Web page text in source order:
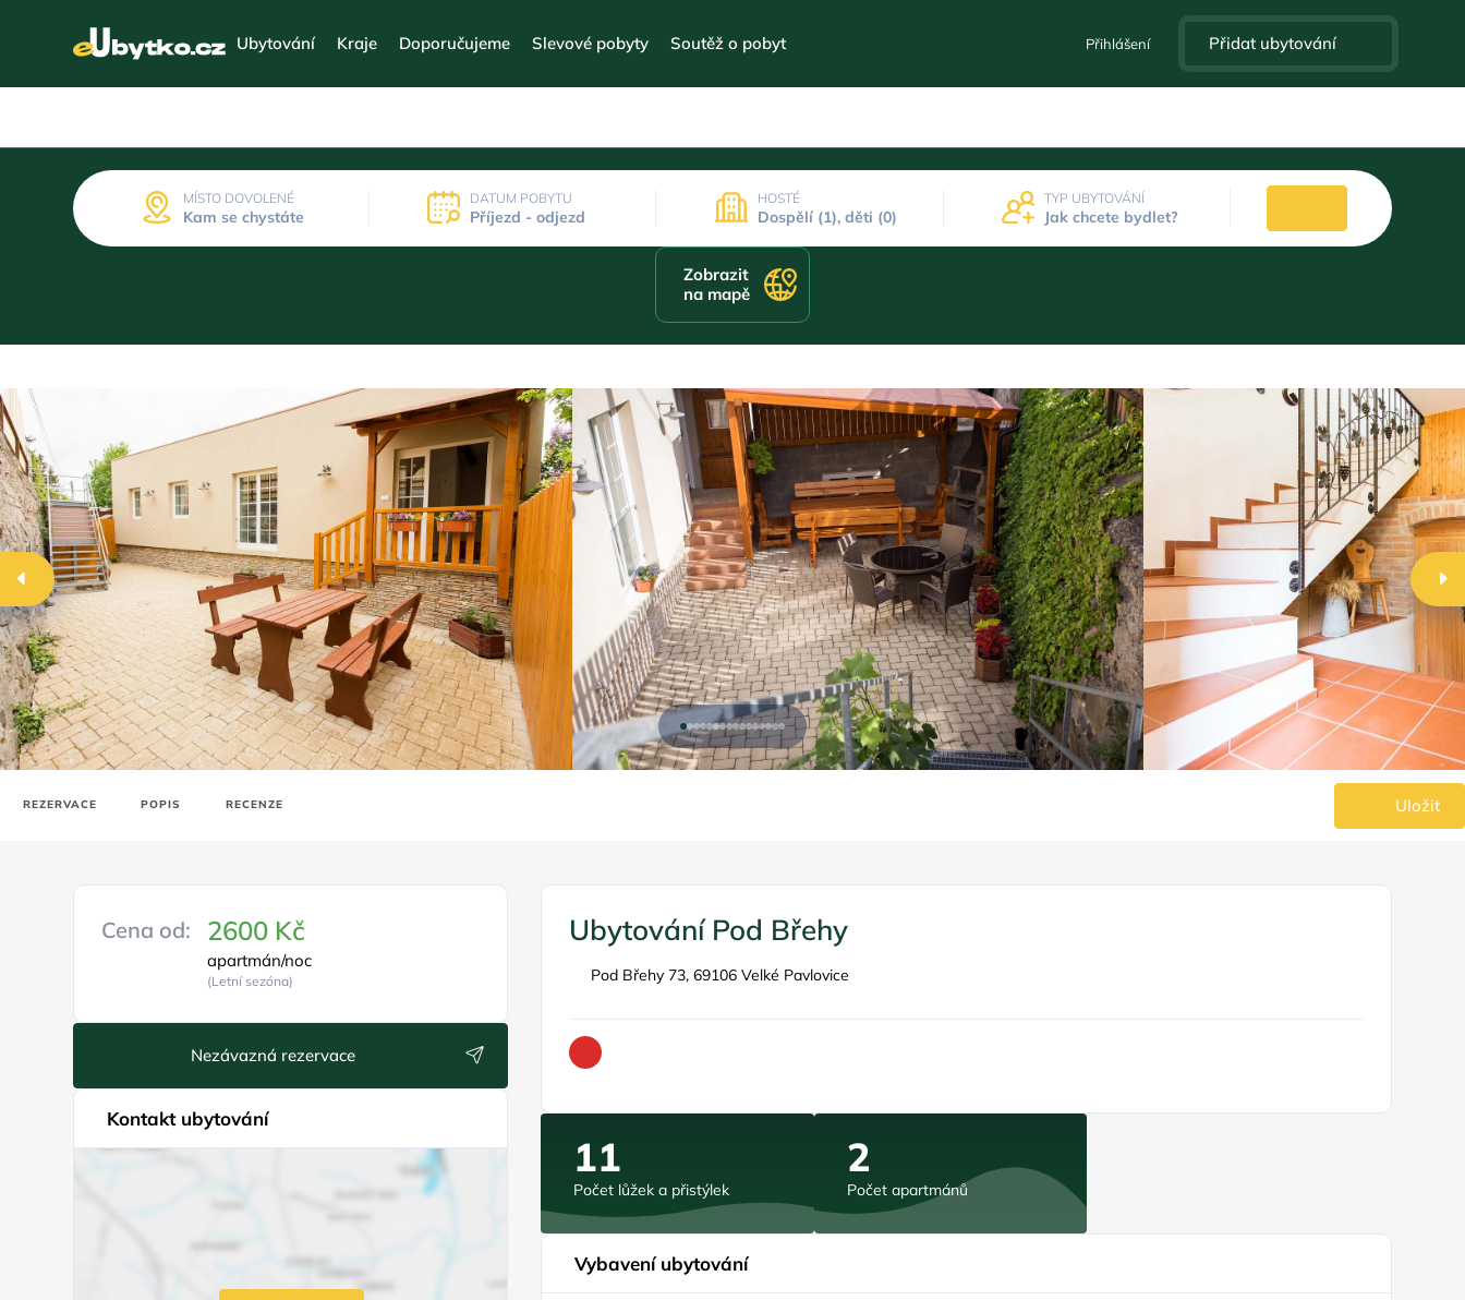
Ubytování Kraje Doporučujeme Slevové pobyty Soutěž o pobyt Přihlášení Přidat ubytování
MÍSTO DOVOLENÉ
Kam se chystáte
DATUM POBYTU
Příjezd - odjezd
HOSTÉ
Dospělí (1), děti (0)
TYP UBYTOVÁNÍ
Jak chcete bydlet?
Zobrazit
na mapě
REZERVACE POPIS RECENZE Uložit
Cena od: 2600 Kč
apartmán/noc
(Letní sezóna)
Nezávazná rezervace
Kontakt ubytování
Ubytování Pod Břehy
Pod Břehy 73, 69106 Velké Pavlovice
11
Počet lůžek a přistýlek
2
Počet apartmánů
Vybavení ubytování